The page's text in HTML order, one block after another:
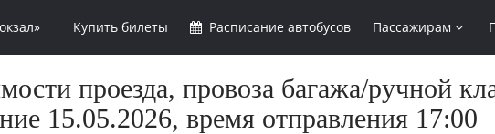
Купить билеты Расписание автобусов Пассажирам
проезда, провоза багажа/ручной
15.05.2026, время отправления 17:00